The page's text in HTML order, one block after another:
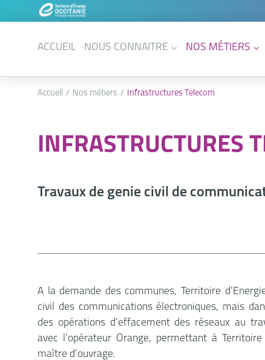
ACCUEIL NOUS CONNAITRE NOS MÉTIERS
Accueil Nos métiers Infrastructures Telecom
INFRASTRUCTURES
Travaux de genie civil de
A la demande des communes, Territoire
civil des communications électroniques, mais
des opérations d’effacement des réseaux au
avec l’opérateur Orange, permettant à Territoire
maître d’ouvrage.